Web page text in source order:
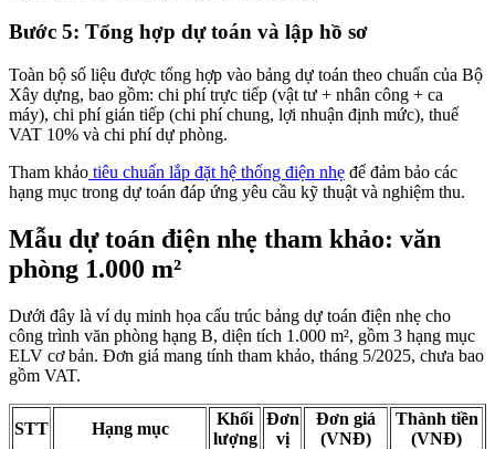
Bước 5: Tổng hợp dự toán và lập hồ sơ
Toàn bộ số liệu được tổng hợp vào bảng dự toán theo chuẩn của Bộ
Xây dựng, bao gồm: chi phí trực tiếp (vật tư + nhân công + ca
máy), chi phí gián tiếp (chi phí chung, lợi nhuận định mức), thuế
VAT 10% và chi phí dự phòng.
Tham khảo tiêu chuẩn lắp đặt hệ thống điện nhẹ để đảm bảo các
hạng mục trong dự toán đáp ứng yêu cầu kỹ thuật và nghiệm thu.
Mẫu dự toán điện nhẹ tham khảo: văn
phòng 1.000 m²
Dưới đây là ví dụ minh họa cấu trúc bảng dự toán điện nhẹ cho
công trình văn phòng hạng B, diện tích 1.000 m², gồm 3 hạng mục
ELV cơ bản. Đơn giá mang tính tham khảo, tháng 5/2025, chưa bao
gồm VAT.
STT Hạng mục
Khối
lượng
Đơn
vị
Đơn giá
(VNĐ)
Thành tiền
(VNĐ)